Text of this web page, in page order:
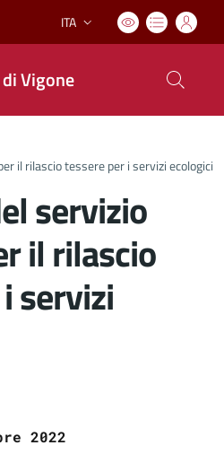
Lingua attiva:
ITA
Vigone
il rilascio tessere per i servizi ecologici
servizio
il rilascio
servizi
2022